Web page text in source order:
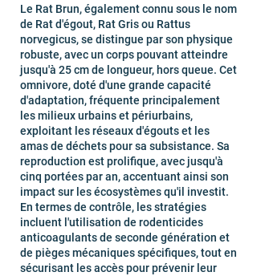
Le Rat Brun, également connu sous le nom
de Rat d'égout, Rat Gris ou Rattus
norvegicus, se distingue par son physique
robuste, avec un corps pouvant atteindre
jusqu'à 25 cm de longueur, hors queue. Cet
omnivore, doté d'une grande capacité
d'adaptation, fréquente principalement
les milieux urbains et périurbains,
exploitant les réseaux d'égouts et les
amas de déchets pour sa subsistance. Sa
reproduction est prolifique, avec jusqu'à
cinq portées par an, accentuant ainsi son
impact sur les écosystèmes qu'il investit.
En termes de contrôle, les stratégies
incluent l'utilisation de rodenticides
anticoagulants de seconde génération et
de pièges mécaniques spécifiques, tout en
sécurisant les accès pour prévenir leur